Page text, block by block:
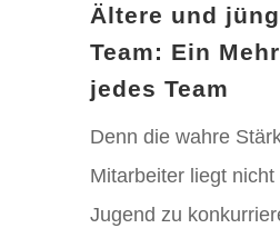
Ältere und
Team: Ein
jedes Team
Denn die wahre
Mitarbeiter liegt
Jugend zu